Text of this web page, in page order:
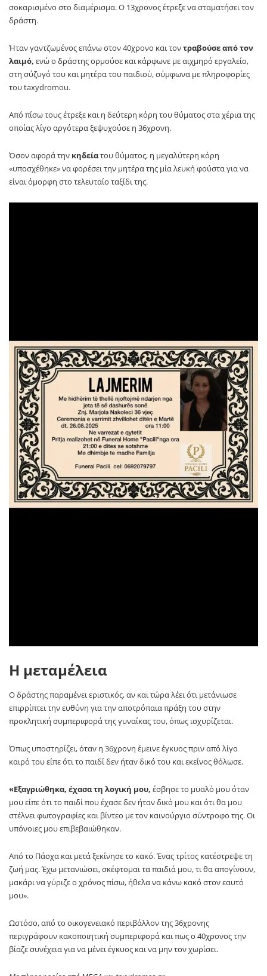
σοκαρισμένο στο διαμέρισμα. Ο 13χρονος έτρεξε να σταματήσει τον
δράστη.
Ήταν γαντζωμένος επάνω στον 40χρονο και τοντραβούσε από τον
λαιμό, ενώ ο δράστης ορμούσε και κάρφωνε με αιχμηρό εργαλείο,
στη σύζυγό του και μητέρα του παιδιού, σύμφωνα με πληροφορίες
του taxydromou.
Από πίσω τους έτρεξε και η δεύτερη κόρη του θύματος στα χέρια της
οποίας λίγο αργότερα ξεψυχούσε η 36χρονη.
Όσον αφορά την κηδείατου θύματος, η μεγαλύτερη κόρη
«υποσχέθηκε» να φορέσει την μητέρα της μία λευκή φούστα για να
είναι όμορφη στο τελευταίο ταξίδι της.
Η μεταμέλεια
Ο δράστης παραμένει εριστικός, αν και τώρα λέει ότι μετάνιωσε
επιρρίπτει την ευθύνη για την αποτρόπαια πράξη του στην
προκλητική συμπεριφορά της γυναίκας του, όπως ισχυρίζεται.
Όπως υποστηρίζει, όταν η 36χρονη έμεινε έγκυος πριν από λίγο
καιρό του είπε ότι το παιδί δεν ήταν δικό του και εκείνος θόλωσε.
«Εξαγριώθηκα, έχασα τη λογική μου, έσβησε το μυαλό μου όταν
μου είπε ότι το παιδί που έχασε δεν ήταν δικό μου και ότι θα μου
στέλνει φωτογραφίες και βίντεο με τον καινούργιο σύντροφο της. Οι
υπόνοιες μου επιβεβαιώθηκαν.
Από το Πάσχα και μετά ξεκίνησε το κακό. Ένας τρίτος κατέστρεψε τη
ζωή μας. Έχω μετανιώσει, σκέφτομαι τα παιδιά μου, τι θα απογίνουν,
μακάρι να γύριζε ο χρόνος πίσω, ήθελα να κάνω κακό στον εαυτό
μου».
Ωστόσο, από το οικογενειακό περιβάλλον της 36χρονης
περιγράφουν κακοποιητική συμπεριφορά και πως ο 40χρονος την
βίαζε συνέχεια για να μένει έγκυος και να μην τον χωρίσει.